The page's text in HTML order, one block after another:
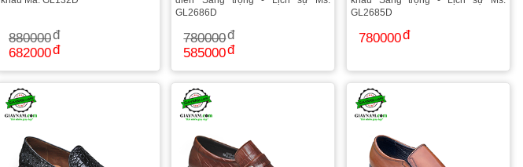
880000
682000
GL2686D
780000
585000
GL2685D
780000